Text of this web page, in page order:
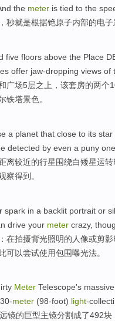
the meter is tied to the
， 秒就是根据铯原子内部的电子
five floors above the Place
offer jaw-dropping views of
广场5层之上 ， 该套房的两个
铁塔景色。
a planet that close to its star
detected by even a puny
离较近的行星围绕白矮星运转
察得到 。
spark in a backlit portrait or
drive your meter crazy,
： 在拍摄背光照明的 人像或剪影
可以尝试使用包围曝光法。
Meter Telescope's massive
meter (98-foot) light-
镜的巨型主镜分割 成了492块